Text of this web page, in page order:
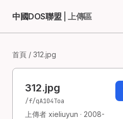
中國DOS聯盟 | 上傳區
首頁 / 312.jpg
312.jpg
/f/qA104Toa
上傳者 xieliuyun · 2008-